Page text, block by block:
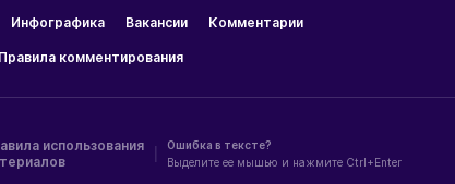
Инфографика Вакансии Комментарии
Правила комментирования
использования
Ошибка в тексте?
Выделите ее мышью и нажмите Ctrl+Enter